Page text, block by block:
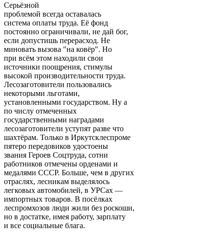
Серьёзной
проблемой всегда оставалась
система оплаты труда. Её фонд
постоянно ограничивали, не дай бог,
если допустишь перерасход. Не
миновать вызова "на ковёр". Но
при всём этом находили свои
источники поощрения, стимулы
высокой производительности труда.
Лесозаготовители пользовались
некоторыми льготами,
установленными государством. Ну а
по числу отмеченных
государственными наградами
лесозаготовители уступят разве что
шахтёрам. Только в Иркутсклеспроме
пятеро передовиков удостоены
звания Героев Соцтруда, сотни
работников отмечены орденами и
медалями СССР. Больше, чем в других
отраслях, лесникам выделялось
легковых автомобилей, в УРСах —
импортных товаров. В посёлках
леспромхозов люди жили без роскоши,
но в достатке, имея работу, зарплату
и все социальные блага.